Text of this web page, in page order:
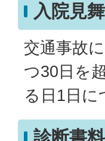
入院見
交通事故
つ30日を
る日1日
診断書